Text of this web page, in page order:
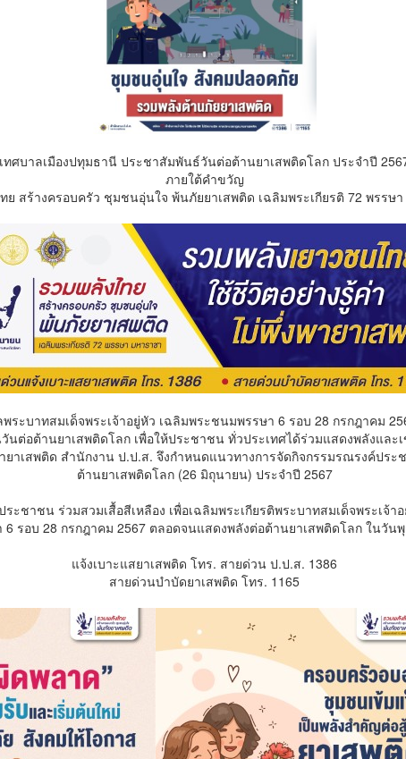
เทศบาลเมืองปทุมธานี ประชาสัมพันธ์วันต่อต้านยาเสพติดโลก ประจำปี
ภายใต้คำขวัญ
ย สร้างครอบครัว ชุมชนอุ่นใจ พ้นภัยยาเสพติด เฉลิมพระเกียรติ 72 พรรษ
ระบาทสมเด็จพระเจ้าอยู่หัว เฉลิมพระชนมพรรษา 6 รอบ 28 กรกฎาคม
นต่อต้านยาเสพติดโลก เพื่อให้ประชาชน ทั่วประเทศได้ร่วมแสดงพลังและ
าเสพติด สำนักงาน ป.ป.ส. จึงกำหนดแนวทางการจัดกิจกรรมรณรงค์ประ
ต้านยาเสพติดโลก (26 มิถุนายน) ประจำปี 2567
ะชาชน ร่วมสวมเสื้อสีเหลือง เพื่อเฉลิมพระเกียรติพระบาทสมเด็จพระเจ้า
รอบ 28 กรกฎาคม 2567 ตลอดจนแสดงพลังต่อต้านยาเสพติดโลก ในวัน
แจ้งเบาะแสยาเสพติด โทร. สายด่วน ป.ป.ส. 1386
สายด่วนบำบัดยาเสพติด โทร. 1165